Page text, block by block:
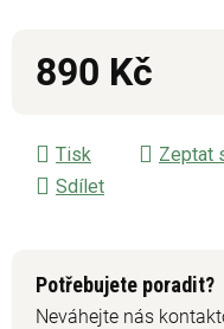
890 Kč
Tisk Zeptat
Sdílet
Potřebujete poradit?
Neváhejte nás